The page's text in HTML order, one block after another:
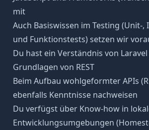
mit
Auch Basiswissen im Testing (Unit-
und Funktionstests) setzen wir
Du hast ein Verständnis von
Grundlagen von REST
Beim Aufbau wohlgeformter APIs
ebenfalls Kenntnisse nachweisen
Du verfügst über Know-how in
Entwicklungsumgebungen